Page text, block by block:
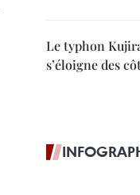
Le typhon
s’éloigne des